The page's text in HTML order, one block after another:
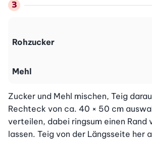
Rohzucker
Mehl
Zucker und Mehl mischen, Teig
Rechteck von ca. 40 × 50 cm
verteilen, dabei ringsum einen Rand
lassen. Teig von der Längsseite her